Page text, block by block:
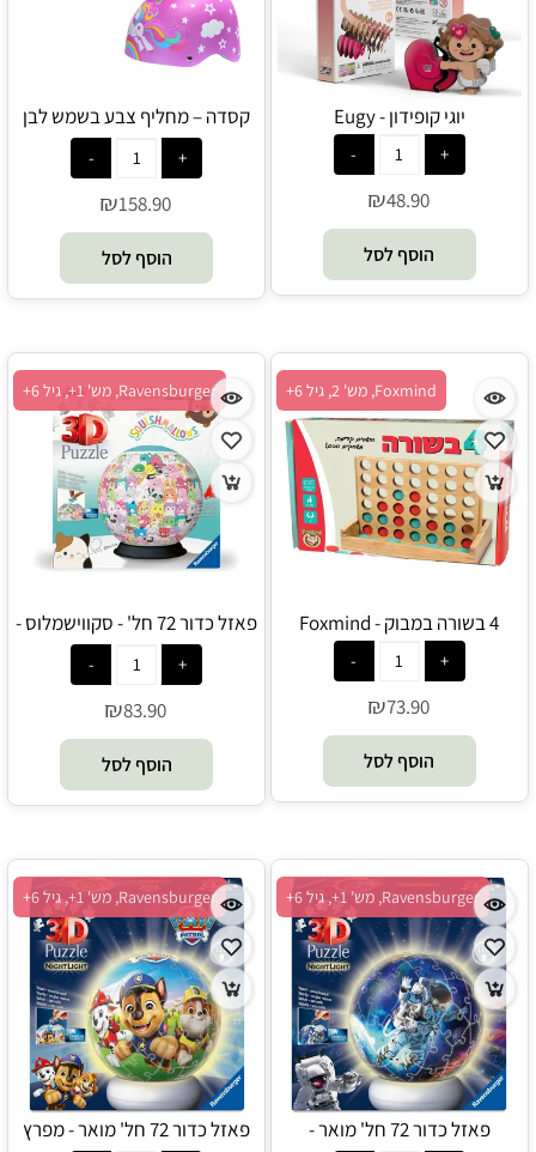
יוגי קופידון - Eugy
₪48.90
הוסף לסל
קסדה – מחליף צבע בשמש לבן
לורוד - Street jam
₪158.90
הוסף לסל
Foxmind, מש' 2, גיל 6+
4 בשורה במבוק - Foxmind
₪73.90
הוסף לסל
Ravensburger, מש' 1+, גיל 6+
פאזל כדור 72 חל' - סקווישמלוס -
Ravensburger
₪83.90
הוסף לסל
Ravensburger, מש' 1+, גיל 6+
פאזל כדור 72 חל' מואר -
Ravensburger, מש' 1+, גיל 6+
פאזל כדור 72 חל' מואר - מפרץ